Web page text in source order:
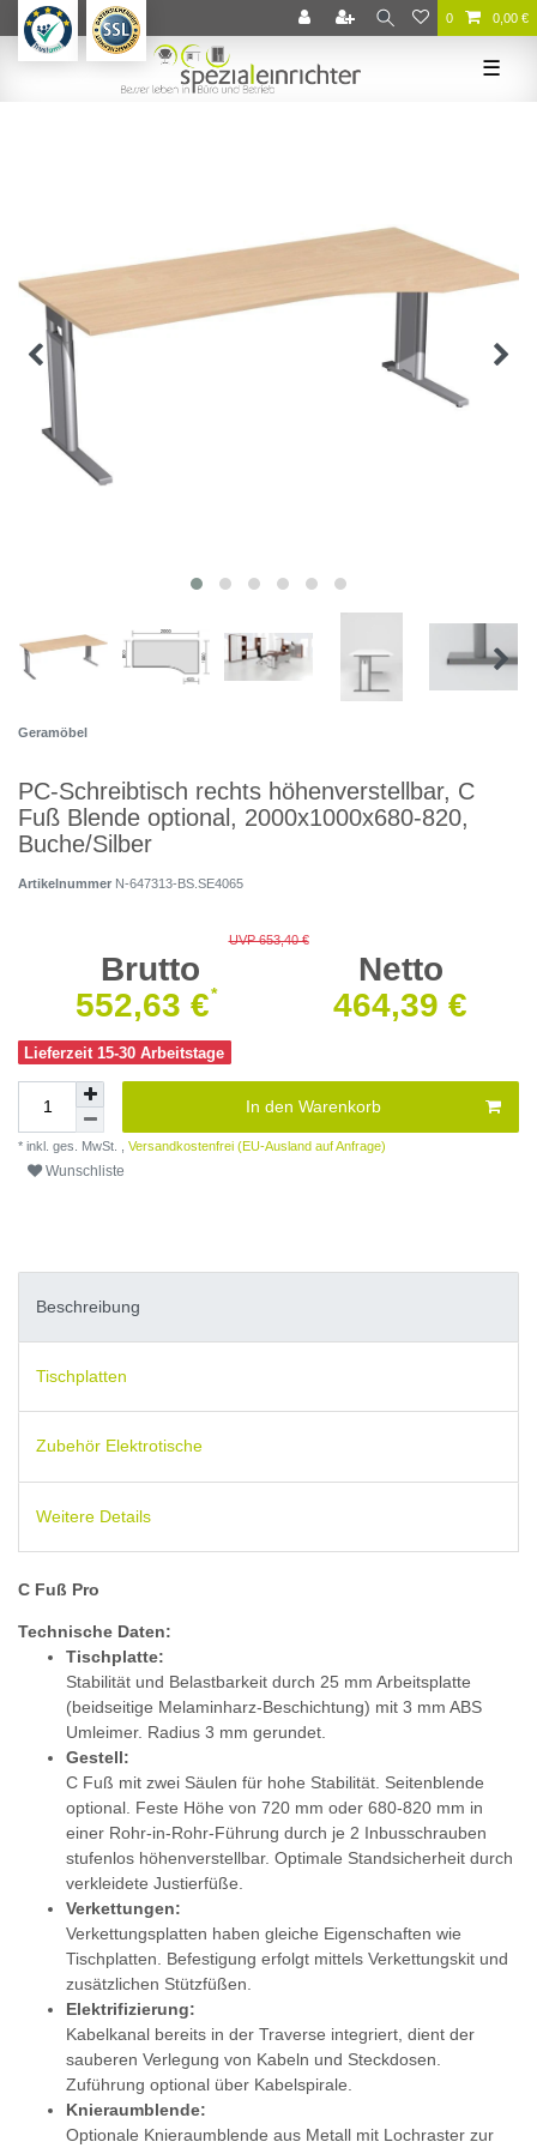
0 0,00 €
☰
Geramöbel
PC-Schreibtisch rechts höhenverstellbar, C
Fuß Blende optional, 2000x1000x680-820,
Buche/Silber
Artikelnummer N-647313-BS.SE4065
UVP 653,40 €
Brutto
Netto
552,63 €
* 464,39 €
Lieferzeit 15-30 Arbeitstage
In den Warenkorb
* inkl. ges. MwSt. , Versandkostenfrei (EU-Ausland auf Anfrage)
Wunschliste
Beschreibung
Tischplatten
Zubehör Elektrotische
Weitere Details
C Fuß Pro
Technische Daten:
Tischplatte:
Stabilität und Belastbarkeit durch 25 mm Arbeitsplatte
(beidseitige Melaminharz-Beschichtung) mit 3 mm ABS
Umleimer. Radius 3 mm gerundet.
Gestell:
C Fuß mit zwei Säulen für hohe Stabilität. Seitenblende
optional. Feste Höhe von 720 mm oder 680-820 mm in
einer Rohr-in-Rohr-Führung durch je 2 Inbusschrauben
stufenlos höhenverstellbar. Optimale Standsicherheit durch
verkleidete Justierfüße.
Verkettungen:
Verkettungsplatten haben gleiche Eigenschaften wie
Tischplatten. Befestigung erfolgt mittels Verkettungskit und
zusätzlichen Stützfüßen.
Elektrifizierung:
Kabelkanal bereits in der Traverse integriert, dient der
sauberen Verlegung von Kabeln und Steckdosen.
Zuführung optional über Kabelspirale.
Knieraumblende:
Optionale Knieraumblende aus Metall mit Lochraster zur